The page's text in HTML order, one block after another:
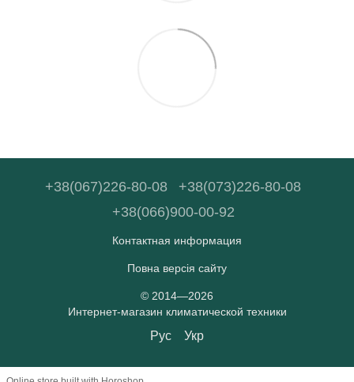
+38(067)226-80-08
+38(073)226-80-08
+38(066)900-00-92
Контактная информация
Повна версія сайту
© 2014—2026
Интернет-магазин климатической техники
Рус Укр